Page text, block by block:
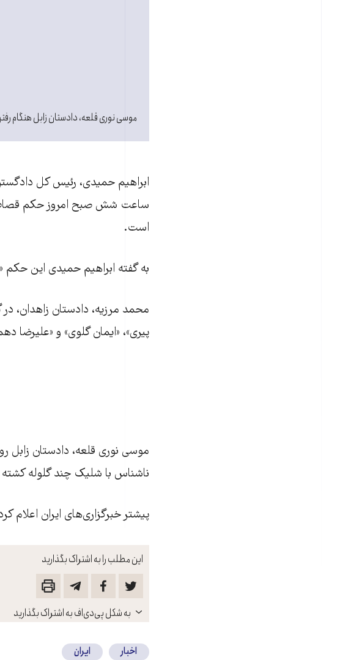
این مطلب را به اشتراک بگذارید
باز
کنید
به شکل پی‌دی‌اف به اشتراک بگذارید
موسی نوری قلعه، دادستان زابل هنگام
ابراهیم حمیدی، رئیس کل
ساعت شش صبح امروز حکم قصاص
است.
به گفته ابراهیم حمیدی این
محمد مرزیه، دادستان زاهدان، در
پیری»، «ایمان گلوی» و «علیرضا
ناشناس با شلیک چند گلوله
پیشتر خبرگزاری‌های ایران اعلام کرده‌ بودند،
اخبار ایران